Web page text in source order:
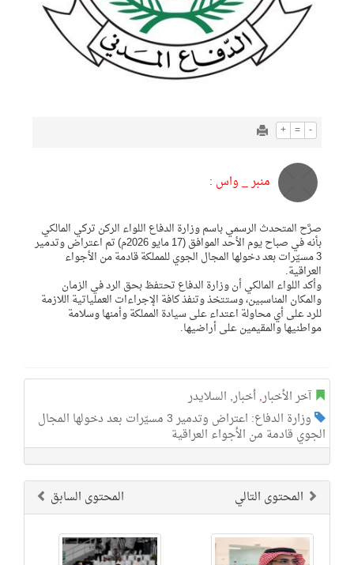
+ = -
منبر _ واس :
صرَّح المتحدث الرسمي باسم وزارة الدفاع اللواء الركن تركي المالكي
بأنه في صباح يوم الأحد الموافق (17 مايو 2026م) تم اعتراض وتدمير
3 مسيّرات بعد دخولها المجال الجوي للمملكة قادمة من الأجواء
العراقية.
وأكد اللواء المالكي أن وزارة الدفاع تحتفظ بحق الرد في الزمان
والمكان المناسبين، وستتخذ وتنفذ كافة الإجراءات العملياتية اللازمة
للرد على أي محاولة اعتداء على سيادة المملكة وأمنها وسلامة
مواطنيها والمقيمين على أراضيها.
آخر الأخبار,أخبار, السلايدر
وزارة الدفاع: اعتراض وتدمير 3 مسيّرات بعد دخولها المجال
الجوي قادمة من الأجواء العراقية
المحتوى السابق المحتوى التالي